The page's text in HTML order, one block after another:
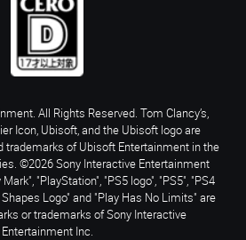
All Rights Reserved. Tom Clancy’s,
Icon, Ubisoft, and the Ubisoft logo are
trademarks of Ubisoft Entertainment in the
©2026 Sony Interactive Entertainment
"PlayStation", "PS5 logo", "PS5", "PS4
Shapes Logo" and "Play Has No Limits" are
or trademarks of Sony Interactive
Entertainment Inc.